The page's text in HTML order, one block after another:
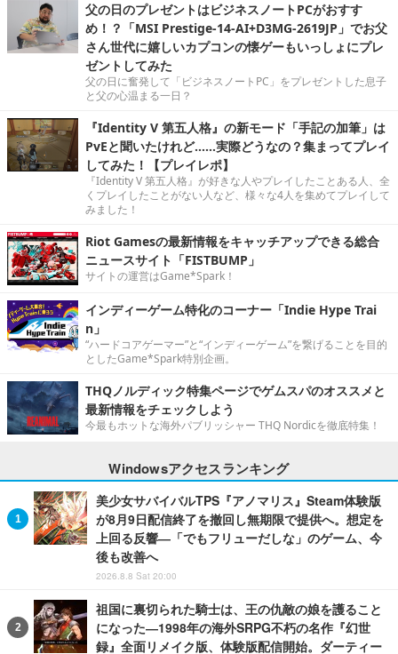
父の日のプレゼントはビジネスノートPCがおすす
め！？「MSI Prestige-14-AI+D3MG-2619JP」でお父
さん世代に嬉しいカプコンの懐ゲーもいっしょにプレ
ゼントしてみた
父の日に奮発して「ビジネスノートPC」をプレゼントした息子
と父の心温まる一日？
『Identity V 第五人格』の新モード「手記の加筆」は
PvEと聞いたけれど……実際どうなの？集まってプレイ
してみた！【プレイレポ】
『Identity V 第五人格』が好きな人やプレイしたことある人、全
くプレイしたことがない人など、様々な4人を集めてプレイして
みました！
Riot Gamesの最新情報をキャッチアップできる総合
ニュースサイト「FISTBUMP」
サイトの運営はGame*Spark！
インディーゲーム特化のコーナー「Indie Hype Trai
n」
“ハードコアゲーマー”と“インディーゲーム”を繋げることを目的
としたGame*Spark特別企画。
THQノルディック特集ページでゲムスパのオススメと
最新情報をチェックしよう
今最もホットな海外パブリッシャー THQ Nordicを徹底特集！
Windowsアクセスランキング
美少女サバイバルTPS『アノマリス』Steam体験版
が8月9日配信終了を撤回し無期限で提供へ。想定を
上回る反響―「でもフリューだしな」のゲーム、今
後も改善へ
2026.8.8 Sat 20:00
祖国に裏切られた騎士は、王の仇敵の娘を護ること
になった―1998年の海外SRPG不朽の名作『幻世
録』全面リメイク版、体験版配信開始。ダーティー